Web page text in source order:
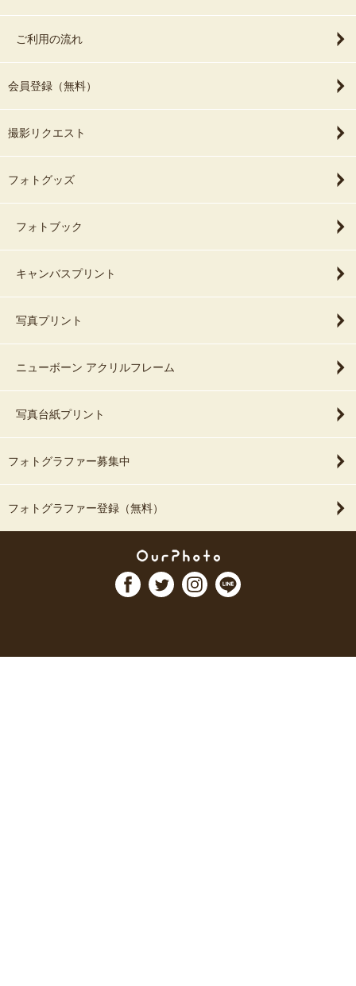
ご利用の流れ
会員登録（無料）
撮影リクエスト
フォトグッズ
フォトブック
キャンバスプリント
写真プリント
ニューボーン アクリルフレーム
写真台紙プリント
フォトグラファー募集中
フォトグラファー登録（無料）